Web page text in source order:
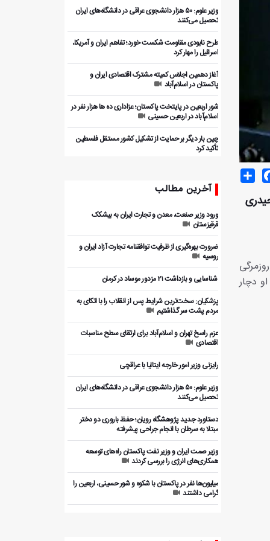
Share
حیدری
دچار
وزیر علوم: ۵۰ هزار دانشجوی عراقی در دانشگاه‌های ایران
تحصیل می‌کنند
طرح نابودی مقاومت شکست خورد؛ تفاهم ایران و آمریکا،
اسرائیل را مهار کرد
آغاز دهمین اجلاس کمیته مشترک اقتصادی ایران و
پاکستان در اسلام‌آباد
شور اربعین در پایتخت پاکستان؛ عزاداری ده ها هزار نفر در
اسلام‌آباد در اربعین حسینی
چین بار دیگر بر حمایت از تشکیل کشور مستقل فلسطین
تأکید کرد
آخرین مطالب
ورود وزیر صنعت، معدن و تجارت ایران به بیشکک
قرقیزستان
ضرورت بهره‌گیری از ظرفیت توافقنامه تجارت آزاد ایران و
روسیه
️ شناسایی و بازداشت ۲۱ مزدور موساد در کرمان
پزشکیان: سخت‌ترین شرایط پس از انقلاب را با اتکای به
مردم پشت سر گذاشتیم
عزم راسخ تهران و اسلام‌آباد برای ارتقای سطح مناسبات
اقتصادی
رایزنی وزیر امور خارجه ایتالیا با عراقچی
وزیر علوم: ۵۰ هزار دانشجوی عراقی در دانشگاه‌های ایران
تحصیل می‌کنند
دستاورد جدید پژوهشگاه رویان؛ حفظ باروری دو دختر
مبتلا به سرطان با انجام جراحی پیشرفته
وزیر صمت ایران و وزیر نفت پاکستان راه‌های توسعه
همکاری‌های انرژی را بررسی کردند
میلیون‌ها نفر در پاکستان با شکوه و شور حسینی، اربعین را
گرامی داشتند